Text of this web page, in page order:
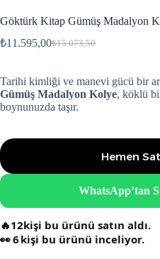
Göktürk Kitap Gümüş Madalyon
₺15.073,50
₺11.595,00
Tarihi kimliği ve manevi gücü bir
Gümüş Madalyon Kolye, köklü
boynunuzda taşır.
Hemen
WhatsApp’tan
🔥12kişi bu ürünü satın aldı.
👀6 kişi bu ürünü inceliyor.